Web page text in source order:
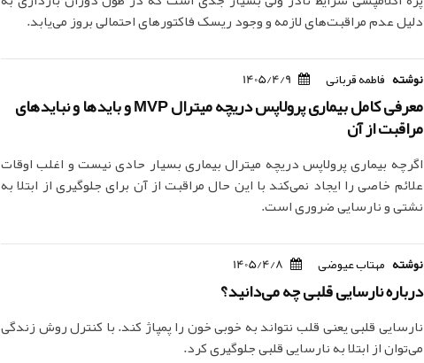
دلیل عدم مراقبت‌های لازمه و وجود ریسک فاکتورهای احتمالی بروز می‌یابد.
نوشته فاطمه قربانی 1405/4/9
معرفی کامل بیماری پرولاپس دریچه میترال MVP و بایدها و نبایدهای
مراقبت از آن
اگرچه بیماری پرولاپس دریچه میترال بیماری بسیار حادی نیست و اغلب اوقات
علائم خاصی را ایجاد نمی‌کند با این حال مراقبت از آن برای جلوگیری از ابتلا به
نشتی و نارسایی ضروری است.
نوشته مهتاب عیوضی 1405/4/8
درباره نارسایی قلبی چه می‌دانید؟
نارسایی قلبی یعنی قلب نتواند به خوبی خون را پمپاژ کند. با کنترل روش زندگی
می‌توان از ابتلا به نارسایی قلبی جلوگیری کرد.